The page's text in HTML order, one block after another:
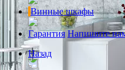
Винные шкафы
Гарантия Напишите
Назад